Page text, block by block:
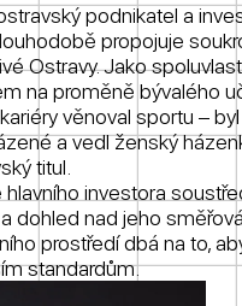
podnikatel a
propojuje
Ostravy. Jako
na proměně bývalého
věnoval sportu –
a vedl ženský
titul.
investora
dohled nad jeho
prostředí dbá na to,
standardům.